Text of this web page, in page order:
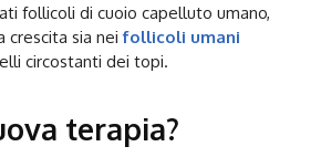
follicoli di cuoio capelluto umano,
crescita sia neifollicoli umani
circostanti dei topi.
terapia?